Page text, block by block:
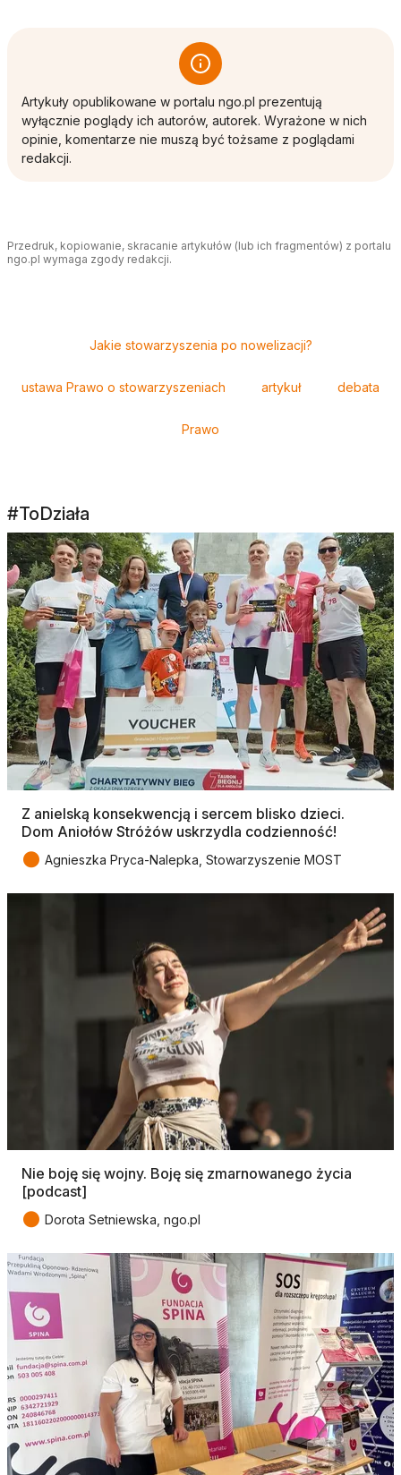
Artykuły opublikowane w portalu ngo.pl prezentują
wyłącznie poglądy ich autorów, autorek. Wyrażone w nich
opinie, komentarze nie muszą być tożsame z poglądami
redakcji.
Przedruk, kopiowanie, skracanie artykułów (lub ich fragmentów) z portalu
ngo.pl wymaga zgody redakcji.
Jakie stowarzyszenia po nowelizacji?
ustawa Prawo o stowarzyszeniach artykuł debata
Prawo
#ToDziała
Z anielską konsekwencją i sercem blisko dzieci.
Dom Aniołów Stróżów uskrzydla codzienność!
● Agnieszka Pryca-Nalepka, Stowarzyszenie MOST
Nie boję się wojny. Boję się zmarnowanego życia
[podcast]
● Dorota Setniewska, ngo.pl